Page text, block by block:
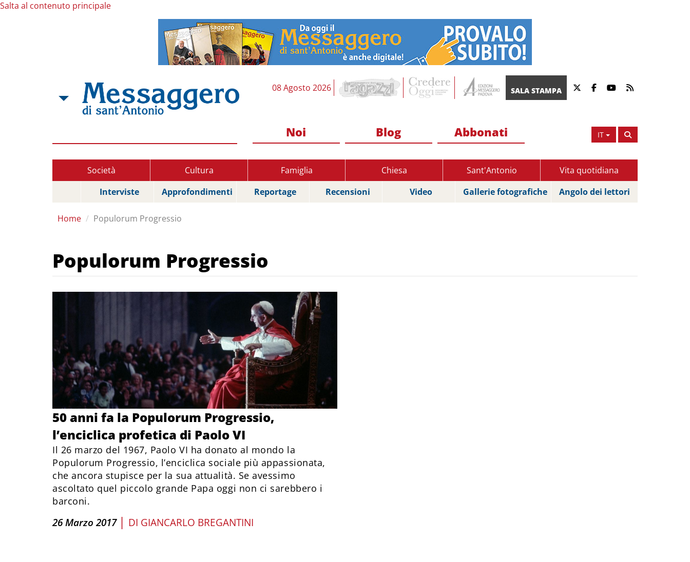
Salta al contenuto principale
08 Agosto 2026 SALA STAMPA
IT
Noi Blog Abbonati
Società Cultura Famiglia Chiesa Sant'Antonio
Vita quotidiana
Interviste
Approfondimenti Reportage Recensioni Video Gallerie fotografiche Angolo dei lettori
Home Populorum Progressio
Populorum Progressio
50 anni fa la Populorum Progressio,
l’enciclica profetica di Paolo VI
Il 26 marzo del 1967, Paolo VI ha donato al mondo la
Populorum Progressio, l’enciclica sociale più appassionata,
che ancora stupisce per la sua attualità. Se avessimo
ascoltato quel piccolo grande Papa oggi non ci sarebbero i
barconi.
26 Marzo 2017 | DI GIANCARLO BREGANTINI